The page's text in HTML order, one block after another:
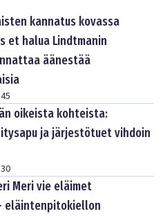
kannatus kovassa
et halua Lindtmanin
äänestää
oikeista kohteista:
ja järjestötuet vihdoin
Meri vie eläimet
eläintenpitokiellon